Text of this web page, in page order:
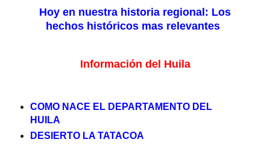
Hoy en nuestra historia regional: Los
hechos históricos mas relevantes
Información del Huila
COMO NACE EL DEPARTAMENTO DEL
HUILA
DESIERTO LA TATACOA